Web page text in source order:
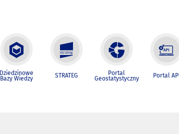
Dziedzinowe
Bazy Wiedzy STRATEG Portal
Geostatystyczny Portal API